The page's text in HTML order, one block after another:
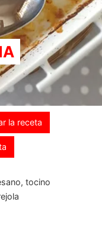
la receta
tocino